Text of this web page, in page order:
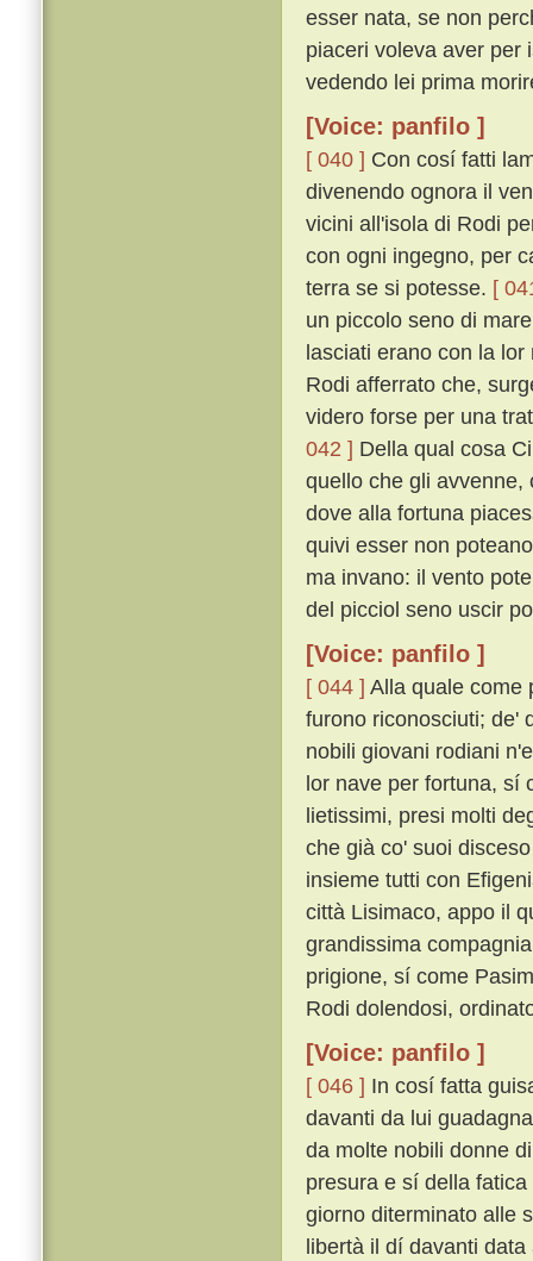
esser nata, se non
piaceri voleva aver per
vedendo lei prima
[Voice: panfilo ]
[ 040 ] Con cosí fatti
divenendo ognora il
vicini all'isola di Rodi
con ogni ingegno, per
terra se si potesse. [
un piccolo seno di
lasciati erano con la
Rodi afferrato che,
videro forse per una
042 ] Della qual cosa
quello che gli avvenne,
dove alla fortuna
quivi esser non
ma invano: il vento
del picciol seno uscir
[Voice: panfilo ]
[ 044 ] Alla quale come
furono riconosciuti; de'
nobili giovani rodiani
lor nave per fortuna, sí
lietissimi, presi molti
che già co' suoi
insieme tutti con
città Lisimaco, appo il
grandissima
prigione, sí come
Rodi dolendosi,
[Voice: panfilo ]
[ 046 ] In cosí fatta
davanti da lui
da molte nobili donne
presura e sí della
giorno diterminato alle
libertà il dí davanti